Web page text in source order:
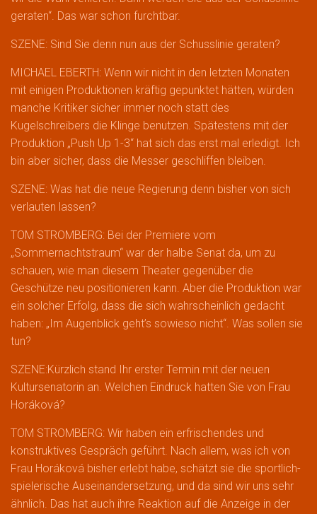
geraten“. Das war schon furchtbar.
SZENE: Sind Sie denn nun aus der Schusslinie geraten?
MICHAEL EBERTH: Wenn wir nicht in den letzten Monaten
mit einigen Produktionen kräftig gepunktet hätten, würden
manche Kritiker sicher immer noch statt des
Kugelschreibers die Klinge benutzen. Spätestens mit der
Produktion „Push Up 1-3“ hat sich das erst mal erledigt. Ich
bin aber sicher, dass die Messer geschliffen bleiben.
SZENE: Was hat die neue Regierung denn bisher von sich
verlauten lassen?
TOM STROMBERG: Bei der Premiere vom
„Sommernachtstraum“ war der halbe Senat da, um zu
schauen, wie man diesem Theater gegenüber die
Geschütze neu positionieren kann. Aber die Produktion war
ein solcher Erfolg, dass die sich wahrscheinlich gedacht
haben: „Im Augenblick geht’s sowieso nicht“. Was sollen sie
tun?
SZENE:Kürzlich stand Ihr erster Termin mit der neuen
Kultursenatorin an. Welchen Eindruck hatten Sie von Frau
Horáková?
TOM STROMBERG: Wir haben ein erfrischendes und
konstruktives Gespräch geführt. Nach allem, was ich von
Frau Horáková bisher erlebt habe, schätzt sie die sportlich-
spielerische Auseinandersetzung, und da sind wir uns sehr
ähnlich. Das hat auch ihre Reaktion auf die Anzeige in der